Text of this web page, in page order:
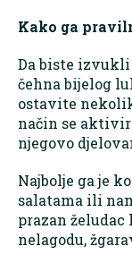
Kako ga
Da biste izvukli
čehna bijelog
ostavite
način se
njegovo
Najbolje ga je
salatama ili
prazan želudac
nelagodu,